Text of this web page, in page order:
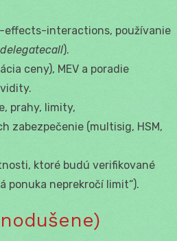
effects-interactions, používanie
delegatecall).
ceny), MEV a poradie
prahy, limity,
zabezpečenie (multisig, HSM,
ktoré budú verifikované
ponuka neprekročí limit“).